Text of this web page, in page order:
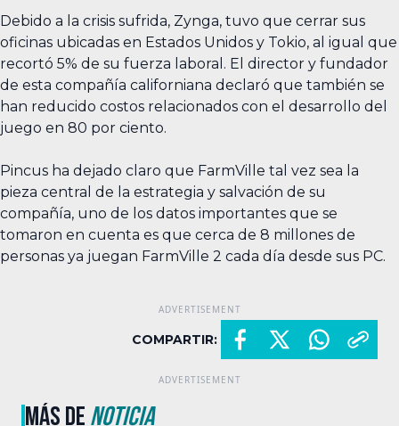
Debido a la crisis sufrida, Zynga, tuvo que cerrar sus
oficinas ubicadas en Estados Unidos y Tokio, al igual que
recortó 5% de su fuerza laboral. El director y fundador
de esta compañía californiana declaró que también se
han reducido costos relacionados con el desarrollo del
juego en 80 por ciento.
Pincus ha dejado claro que FarmVille tal vez sea la
pieza central de la estrategia y salvación de su
compañía, uno de los datos importantes que se
tomaron en cuenta es que cerca de 8 millones de
personas ya juegan FarmVille 2 cada día desde sus PC.
COMPARTIR:
MÁS DENOTICIA